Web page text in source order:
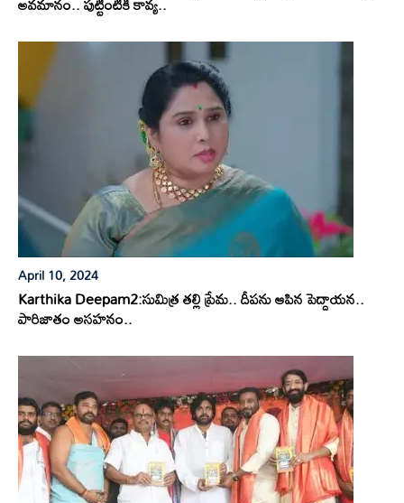
April 10, 2024
Karthika Deepam2:సుమిత్ర తల్లి ప్రేమ.. దీపను ఆపిన పెద్దాయన..
పారిజాతం అసహనం..